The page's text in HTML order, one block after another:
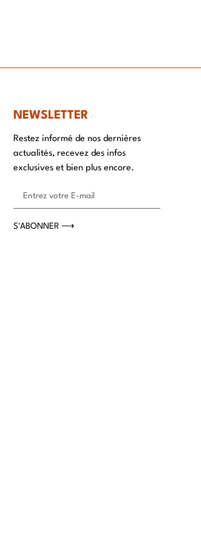
NEWSLETTER
Restez informé de nos dernières
actualités, recevez des infos
exclusives et bien plus encore.
S'ABONNER ⟶